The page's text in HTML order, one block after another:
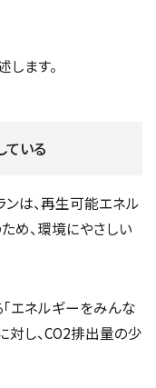
ます。
いる
は、再生可能エネル
め、環境にやさしい
エネルギーをみんな
対し、CO2排出量の少